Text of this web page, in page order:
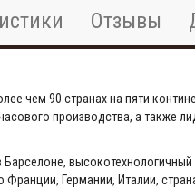
Отзывы
чем 90 странах на пяти
производства, а также
Барселоне,
Франции, Германии, Италии,